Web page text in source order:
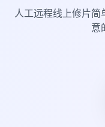
人工远程线上修片
意